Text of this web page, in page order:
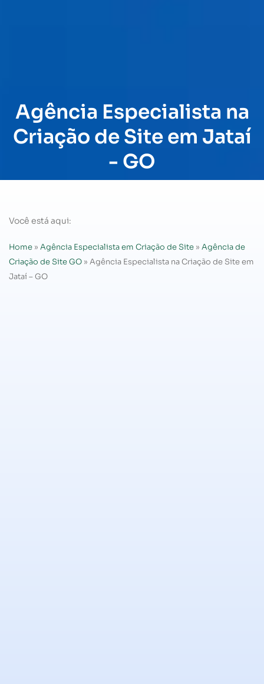
Agência Especialista na
Criação de Site em Jataí
- GO
Você está aqui:
Home » Agência Especialista em Criação de Site » Agência de
Criação de Site GO » Agência Especialista na Criação de Site em
Jataí – GO